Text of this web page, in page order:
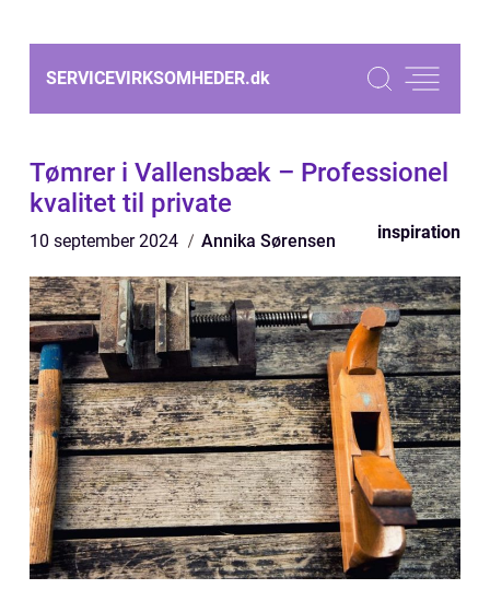
SERVICEVIRKSOMHEDER.dk
Tømrer i Vallensbæk – Professionel
kvalitet til private
10 september 2024 Annika Sørensen inspiration